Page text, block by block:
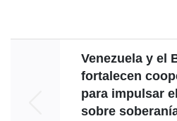
Venezuela y el
fortalecen
para impulsar
sobre